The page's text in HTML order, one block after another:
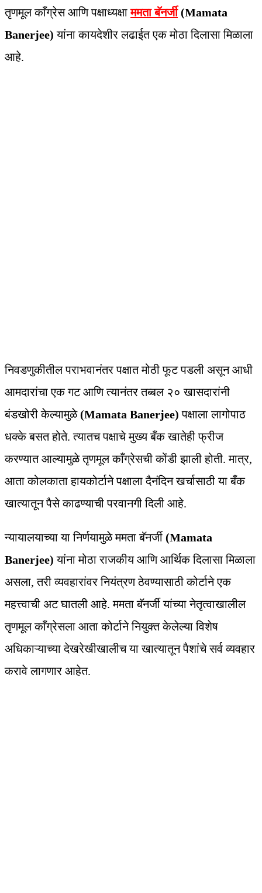
तृणमूल काँग्रेस आणि पक्षाध्यक्षाममता बॅनर्जी (Mamata
Banerjee)यांना कायदेशीर लढाईत एक मोठा दिलासा मिळाला
आहे.
निवडणुकीतील पराभवानंतर पक्षात मोठी फूट पडली असून आधी
आमदारांचा एक गट आणि त्यानंतर तब्बल २० खासदारांनी
बंडखोरी केल्यामुळे(Mamata Banerjee)पक्षाला लागोपाठ
धक्के बसत होते. त्यातच पक्षाचे मुख्य बँक खातेही फ्रीज
करण्यात आल्यामुळे तृणमूल काँग्रेसची कोंडी झाली होती. मात्र,
आता कोलकाता हायकोर्टाने पक्षाला दैनंदिन खर्चासाठी या बँक
खात्यातून पैसे काढण्याची परवानगी दिली आहे.
न्यायालयाच्या या निर्णयामुळे ममता बॅनर्जी (Mamata
Banerjee)यांना मोठा राजकीय आणि आर्थिक दिलासा मिळाला
असला, तरी व्यवहारांवर नियंत्रण ठेवण्यासाठी कोर्टाने एक
महत्त्वाची अट घातली आहे. ममता बॅनर्जी यांच्या नेतृत्वाखालील
तृणमूल काँग्रेसला आता कोर्टाने नियुक्त केलेल्या विशेष
अधिकाऱ्याच्या देखरेखीखालीच या खात्यातून पैशांचे सर्व व्यवहार
करावे लागणार आहेत.